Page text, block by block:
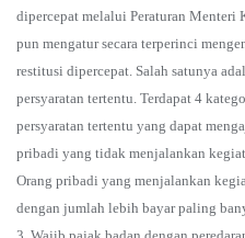
dipercepat melalui Peraturan
pun mengatur secara terperinci
restitusi dipercepat. Salah satunya
persyaratan tertentu. Terdapat 4
persyaratan tertentu yang dapat
pribadi yang tidak menjalankan
Orang pribadi yang menjalankan
dengan jumlah lebih bayar paling